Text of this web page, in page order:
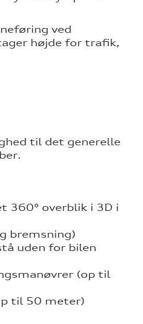
ved
højde for trafik,
til det generelle
360° overblik i 3D i
bremsning)
uden for bilen
(op til
til 50 meter)